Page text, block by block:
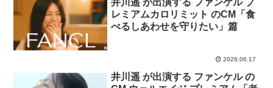
井川遥 が出演する ファンケル プ
レミアムカロリミット のCM「食
べるしあわせを守りたい」篇
2026.06.17
井川遥 が出演する ファンケル の